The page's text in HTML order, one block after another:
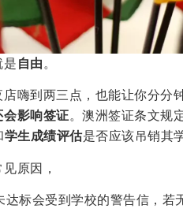
是 自由 。
嗨到两三点，也能让你分分
会影响签证。澳洲签证条文规
学生成绩评估是否应该吊销其
原因，
达标会受到学校的警告信，若